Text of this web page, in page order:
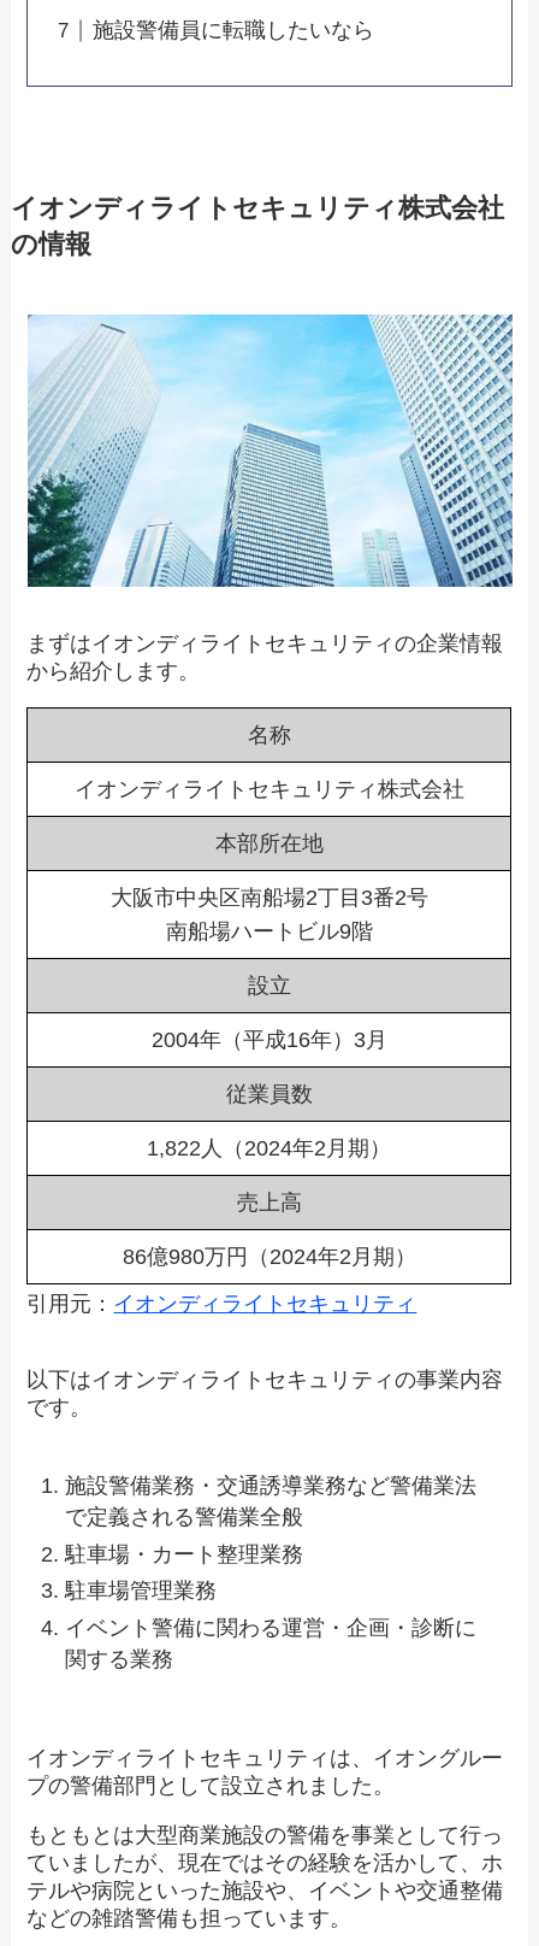
施設警備員に転職したいなら
イオンディライトセキュリティ株式会社
の情報
まずはイオンディライトセキュリティの企業情報
から紹介します。
名称
イオンディライトセキュリティ株式会社
本部所在地
大阪市中央区南船場2丁目3番2号
南船場ハートビル9階
設立
2004年（平成16年）3月
従業員数
1,822人（2024年2月期）
売上高
86億980万円（2024年2月期）
引用元： イオンディライトセキュリティ
以下はイオンディライトセキュリティの事業内容
です。
施設警備業務・交通誘導業務など警備業法
で定義される警備業全般
駐車場・カート整理業務
駐車場管理業務
イベント警備に関わる運営・企画・診断に
関する業務
イオンディライトセキュリティは、イオングルー
プの警備部門として設立されました。
もともとは大型商業施設の警備を事業として行っ
ていましたが、現在ではその経験を活かして、ホ
テルや病院といった施設や、イベントや交通整備
などの雑踏警備も担っています。